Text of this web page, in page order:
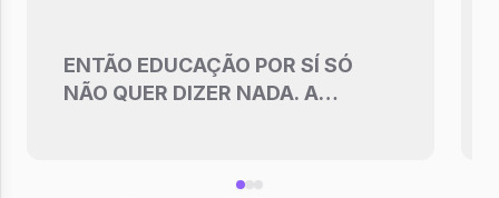
ENTÃO EDUCAÇÃO POR SÍ SÓ
NÃO QUER DIZER NADA. A